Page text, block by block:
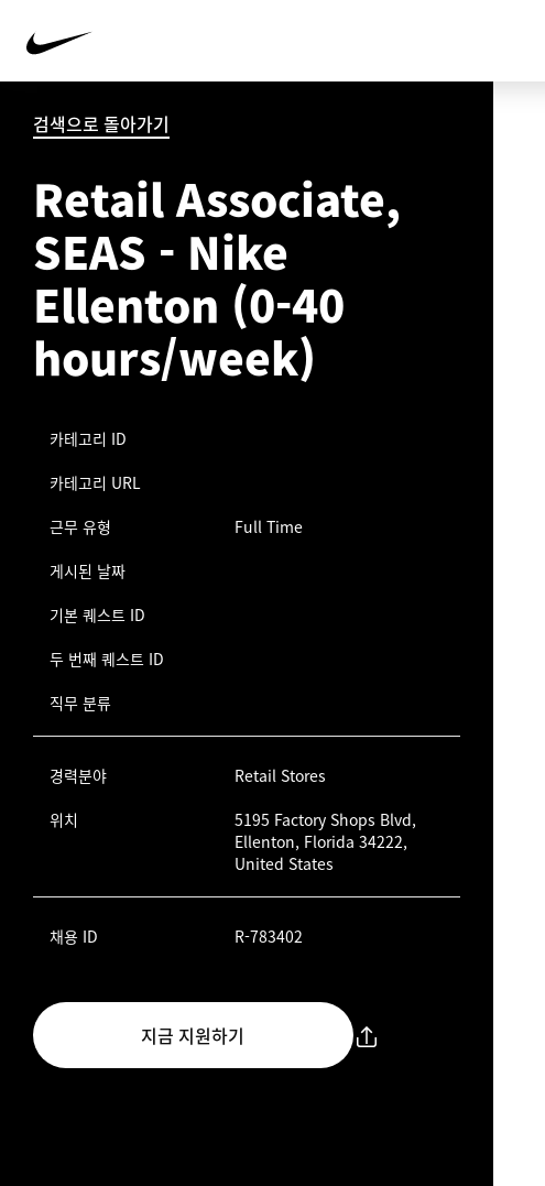
검색으로 돌아가기
Retail Associate,
SEAS - Nike
Ellenton (0-40
hours/week)
카테고리 ID
카테고리 URL
근무 유형
Full Time
게시된 날짜
기본 퀘스트 ID
두 번째 퀘스트 ID
직무 분류
경력분야
Retail Stores
위치
5195 Factory Shops Blvd,
Ellenton, Florida 34222,
United States
채용 ID R-783402
지금 지원하기